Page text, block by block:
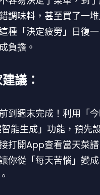
調味料，甚至買了一
種「決定疲勞」日復
負擔。
議：
到週末完成！利用「
能生成」功能，預先
打開App查看當天菜
你從「每天苦惱」變